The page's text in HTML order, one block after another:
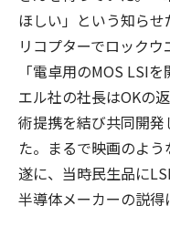
ほしい」という知ら
リコプターでロック
「電卓用のMOS LSI
エル社の社長はOKの
術提携を結び共同開
た。まるで映画のよう
遂に、当時民生品に
半導体メーカーの説得